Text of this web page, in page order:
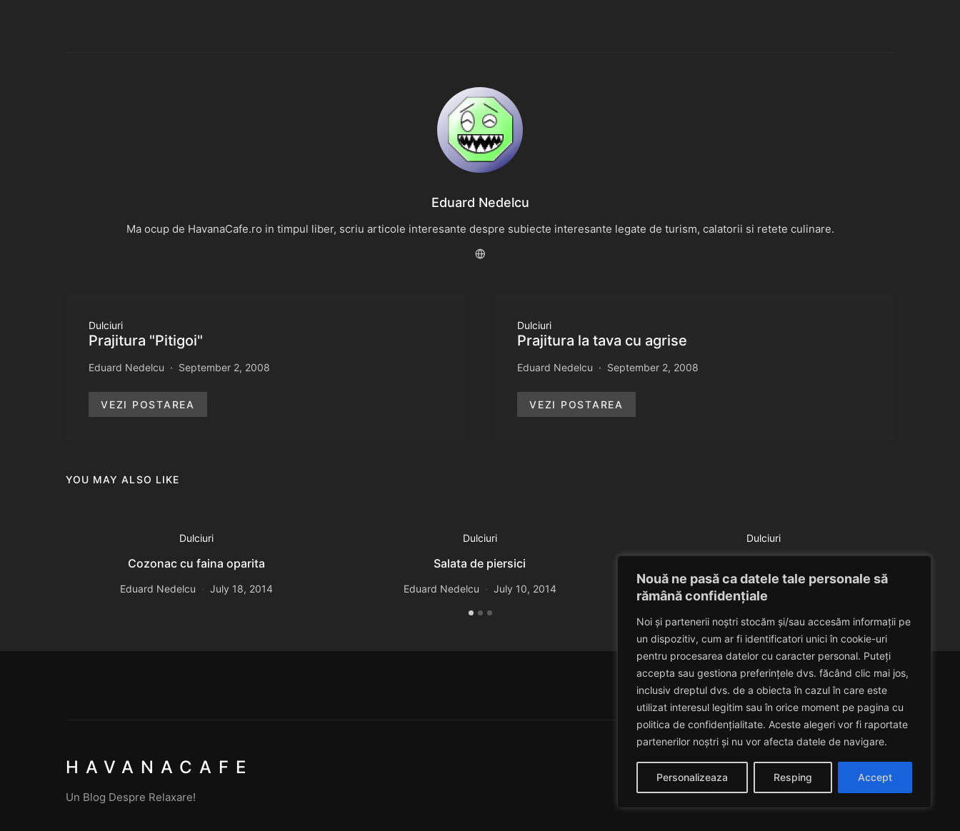
Nouă ne pasă ca datele tale personale să
rămână confidențiale
Noi și partenerii noștri stocăm și/sau accesăm informații pe
un dispozitiv, cum ar fi identificatori unici în cookie-uri
pentru procesarea datelor cu caracter personal. Puteți
accepta sau gestiona preferințele dvs. făcând clic mai jos,
inclusiv dreptul dvs. de a obiecta în cazul în care este
utilizat interesul legitim sau în orice moment pe pagina cu
politica de confidențialitate. Aceste alegeri vor fi raportate
partenerilor noștri și nu vor afecta datele de navigare.
Personalizeaza Resping Accept
Eduard Nedelcu
Ma ocup de HavanaCafe.ro in timpul liber, scriu articole interesante despre subiecte interesante legate de turism, calatorii si retete culinare.
Dulciuri
Prajitura "Pitigoi"
Eduard Nedelcu September 2, 2008
VEZI POSTAREA
Dulciuri
Prajitura la tava cu agrise
Eduard Nedelcu September 2, 2008
VEZI POSTAREA
YOU MAY ALSO LIKE
Dulciuri
Cozonac cu faina oparita
Eduard Nedelcu July 18, 2014
Dulciuri
Salata de piersici
Eduard Nedelcu July 10, 2014
Dulciuri
Eduard Nedelcu July 9, 2014
HAVANACAFE
Un Blog Despre Relaxare!